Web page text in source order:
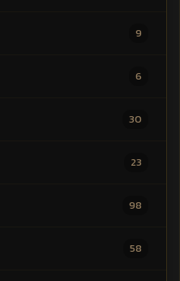
9
6
30
23
98
58